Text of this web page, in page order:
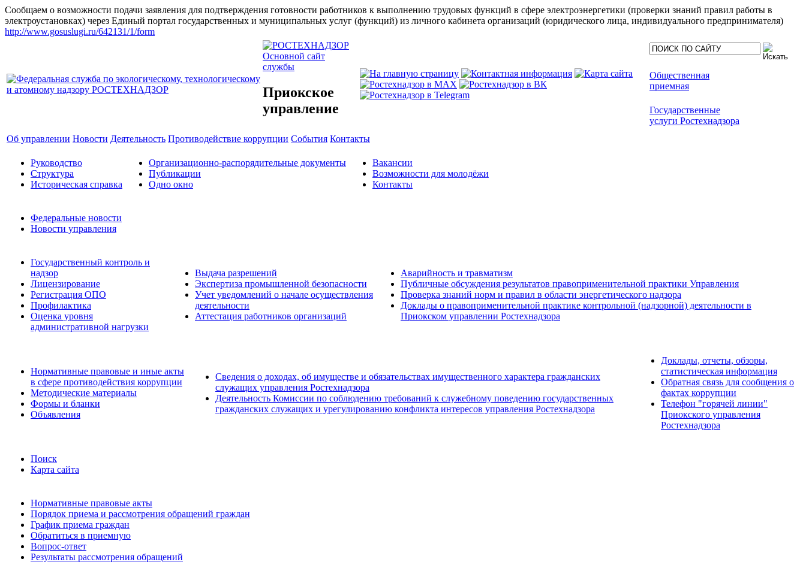
Сообщаем о возможности подачи заявления для подтверждения готовности работников к выполнению трудовых функций в сфере электроэнергетики (проверки знаний правил работы в
электроустановках) через Единый портал государственных и муниципальных услуг (функций) из личного кабинета организаций (юридического лица, индивидуального предпринимателя)
http://www.gosuslugi.ru/642131/1/form
Основной сайт
службы
Приокское
управление
Общественная
приемная
Государственные
услуги Ростехнадзора
Об управлении Новости Деятельность Противодействие коррупции События Контакты
Руководство
Структура
Историческая справка
Организационно-распорядительные документы
Публикации
Одно окно
Вакансии
Возможности для молодёжи
Контакты
Федеральные новости
Новости управления
Государственный контроль и
надзор
Лицензирование
Регистрация ОПО
Профилактика
Оценка уровня
административной нагрузки
Выдача разрешений
Экспертиза промышленной безопасности
Учет уведомлений о начале осуществления
деятельности
Аттестация работников организаций
Аварийность и травматизм
Публичные обсуждения результатов правоприменительной практики Управления
Проверка знаний норм и правил в области энергетического надзора
Доклады о правоприменительной практике контрольной (надзорной) деятельности в
Приокском управлении Ростехнадзора
Нормативные правовые и иные акты
в сфере противодействия коррупции
Методические материалы
Формы и бланки
Объявления
Сведения о доходах, об имуществе и обязательствах имущественного характера гражданских
служащих управления Ростехнадзора
Деятельность Комиссии по соблюдению требований к служебному поведению государственных
гражданских служащих и урегулированию конфликта интересов управления Ростехнадзора
Доклады, отчеты, обзоры,
статистическая информация
Обратная связь для сообщения о
фактах коррупции
Телефон "горячей линии"
Приокского управления
Ростехнадзора
Поиск
Карта сайта
Нормативные правовые акты
Порядок приема и рассмотрения обращений граждан
График приема граждан
Обратиться в приемную
Вопрос-ответ
Результаты рассмотрения обращений